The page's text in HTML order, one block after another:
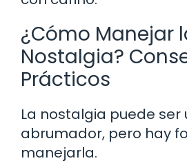
¿Cómo Manejar
Nostalgia?
Prácticos
La nostalgia puede ser
abrumador, pero hay
manejarla.